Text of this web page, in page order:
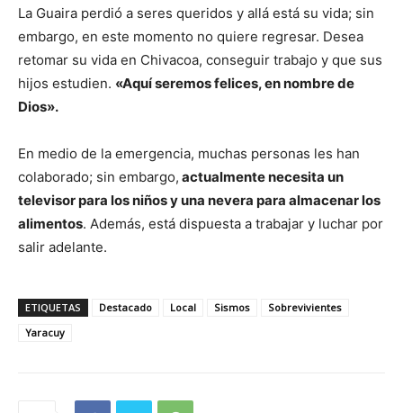
La Guaira perdió a seres queridos y allá está su vida; sin
embargo, en este momento no quiere regresar. Desea
retomar su vida en Chivacoa, conseguir trabajo y que sus
hijos estudien. «Aquí seremos felices, en nombre de
Dios».
En medio de la emergencia, muchas personas les han
colaborado; sin embargo, actualmente necesita un
televisor para los niños y una nevera para almacenar los
alimentos. Además, está dispuesta a trabajar y luchar por
salir adelante.
ETIQUETAS Destacado Local Sismos
Sobrevivientes
Yaracuy